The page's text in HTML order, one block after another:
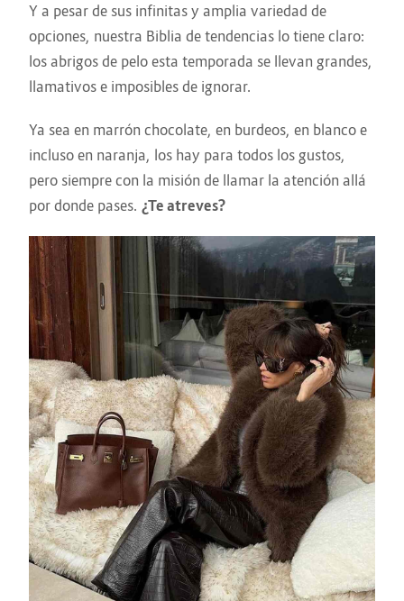
Y a pesar de sus infinitas y amplia variedad de
opciones, nuestra Biblia de tendencias lo tiene claro:
los abrigos de pelo esta temporada se llevan grandes,
llamativos e imposibles de ignorar.
Ya sea en marrón chocolate, en burdeos, en blanco e
incluso en naranja, los hay para todos los gustos,
pero siempre con la misión de llamar la atención allá
por donde pases. ¿Te atreves?